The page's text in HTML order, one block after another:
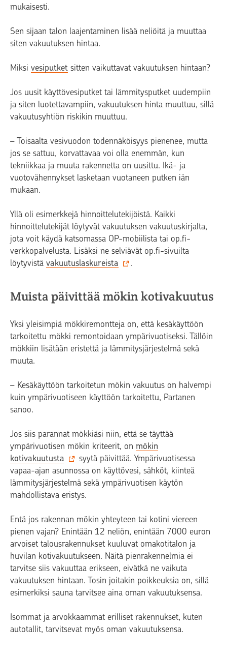
mukaisesti.
Sen sijaan talon laajentaminen lisää neliöitä ja muuttaa
siten vakuutuksen hintaa.
Miksi vesiputket sitten vaikuttavat vakuutuksen hintaan?
Jos uusit käyttövesiputket tai lämmitysputket uudempiin
ja siten luotettavampiin, vakuutuksen hinta muuttuu, sillä
vakuutusyhtiön riskikin muuttuu.
– Toisaalta vesivuodon todennäköisyys pienenee, mutta
jos se sattuu, korvattavaa voi olla enemmän, kun
tekniikkaa ja muuta rakennetta on uusittu. Ikä- ja
vuotovähennykset lasketaan vuotaneen putken iän
mukaan.
Yllä oli esimerkkejä hinnoittelutekijöistä. Kaikki
hinnoittelutekijät löytyvät vakuutuksen vakuutuskirjalta,
jota voit käydä katsomassa OP-mobiilista tai op.fi-
verkkopalvelusta. Lisäksi ne selviävät op.fi-sivuilta
löytyvistä vakuutuslaskureista .
Muista päivittää mökin kotivakuutus
Yksi yleisimpiä mökkiremontteja on, että kesäkäyttöön
tarkoitettu mökki remontoidaan ympärivuotiseksi. Tällöin
mökkiin lisätään eristettä ja lämmitysjärjestelmä sekä
muuta.
– Kesäkäyttöön tarkoitetun mökin vakuutus on halvempi
kuin ympärivuotiseen käyttöön tarkoitettu, Partanen
sanoo.
Jos siis parannat mökkiäsi niin, että se täyttää
ympärivuotisen mökin kriteerit, on mökin
kotivakuutusta
syytä päivittää. Ympärivuotisessa
vapaa-ajan asunnossa on käyttövesi, sähköt, kiinteä
lämmitysjärjestelmä sekä ympärivuotisen käytön
mahdollistava eristys.
Entä jos rakennan mökin yhteyteen tai kotini viereen
pienen vajan? Enintään 12 neliön, enintään 7000 euron
arvoiset talousrakennukset kuuluvat omakotitalon ja
huvilan kotivakuutukseen. Näitä pienrakennelmia ei
tarvitse siis vakuuttaa erikseen, eivätkä ne vaikuta
vakuutuksen hintaan. Tosin joitakin poikkeuksia on, sillä
esimerkiksi sauna tarvitsee aina oman vakuutuksensa.
Isommat ja arvokkaammat erilliset rakennukset, kuten
autotallit, tarvitsevat myös oman vakuutuksensa.